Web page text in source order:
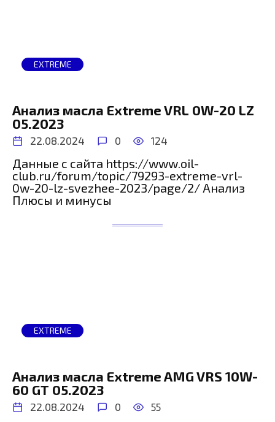
EXTREME
Анализ масла Extreme VRL 0W-20 LZ
05.2023
22.08.2024 0 124
Данные с сайта https://www.oil-
club.ru/forum/topic/79293-extreme-vrl-
0w-20-lz-svezhee-2023/page/2/ Анализ
Плюсы и минусы
EXTREME
Анализ масла Extreme AMG VRS 10W-
60 GT 05.2023
22.08.2024 0 55